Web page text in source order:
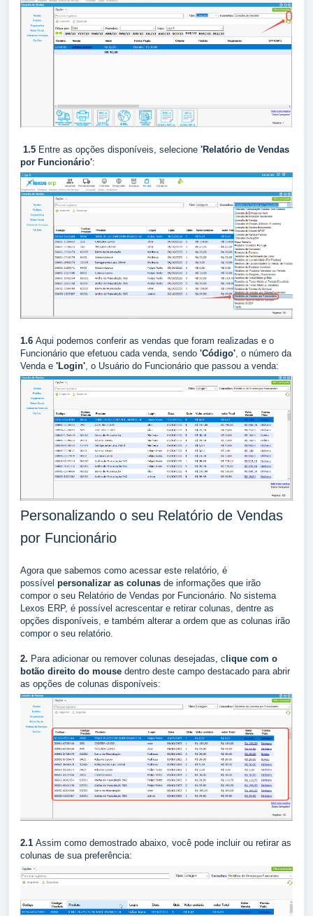
1.5 Entre as opções disponíveis, selecione 'Relatório de Vendas
por Funcionário':
1.6 Aqui podemos conferir as vendas que foram realizadas e o
Funcionário que efetuou cada venda, sendo 'Código' , o número da
Venda e 'Login' , o Usuário do Funcionário que passou a venda:
Personalizando o seu Relatório de Vendas
por Funcionário
Agora que sabemos como acessar este relatório, é
possível personalizar as colunas de informações que irão
compor o seu Relatório de Vendas por Funcionário. No sistema
Lexos ERP, é possível acrescentar e retirar colunas, dentre as
opções disponíveis, e também alterar a ordem que as colunas irão
compor o seu relatório.
2. Para adicionar ou remover colunas desejadas, c lique com o
botão direito do mouse dentro deste campo destacado para abrir
as opções de colunas disponíveis:
2.1 Assim como demostrado abaixo, você pode incluir ou retirar as
colunas de sua preferência: